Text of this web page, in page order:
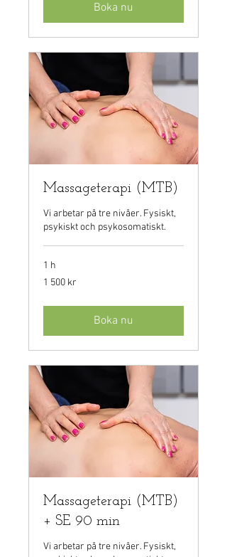
Boka nu
Massageterapi (MTB)
Vi arbetar på tre nivåer. Fysiskt,
psykiskt och psykosomatiskt.
1 h
1 500
svenska
1 500 kr
Boka nu
Massageterapi (MTB)
+ SE 90 min
Vi arbetar på tre nivåer. Fysiskt,